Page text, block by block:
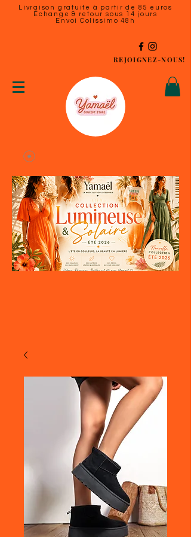
Livraison gratuite à partir de 85 euros
Échange & retour sous 14 jours
Envoi Colissimo 48h
REJOIGNEZ-NOUS!